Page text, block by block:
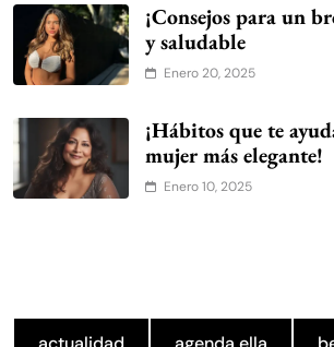
¡Consejos para un
y saludable
Enero 20, 2025
¡Hábitos que te
mujer más elegante!
Enero 10, 2025